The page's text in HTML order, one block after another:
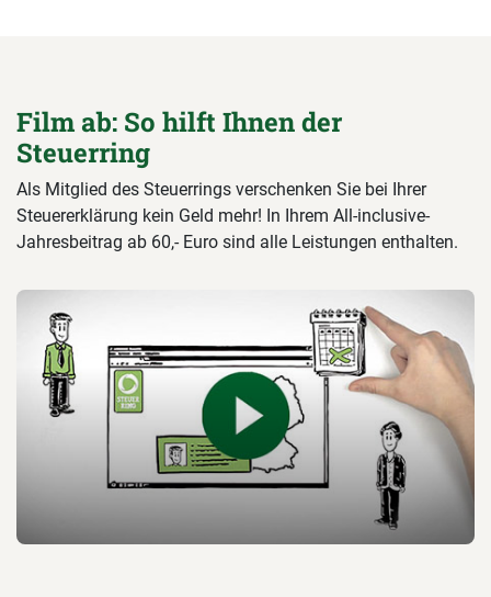
Film ab: So hilft Ihnen der
Steuerring
Als Mitglied des Steuerrings verschenken Sie bei Ihrer
Steuererklärung kein Geld mehr! In Ihrem All-inclusive-
Jahresbeitrag ab 60,- Euro sind alle Leistungen enthalten.